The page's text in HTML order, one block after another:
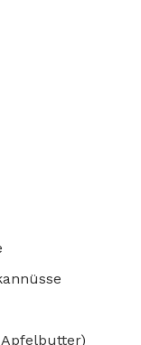
Apfelbutter)